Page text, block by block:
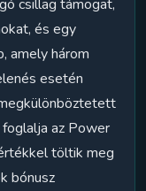
csillag támogat,
és egy
amely három
esetén
foglalja az Power
töltik meg
bónusz